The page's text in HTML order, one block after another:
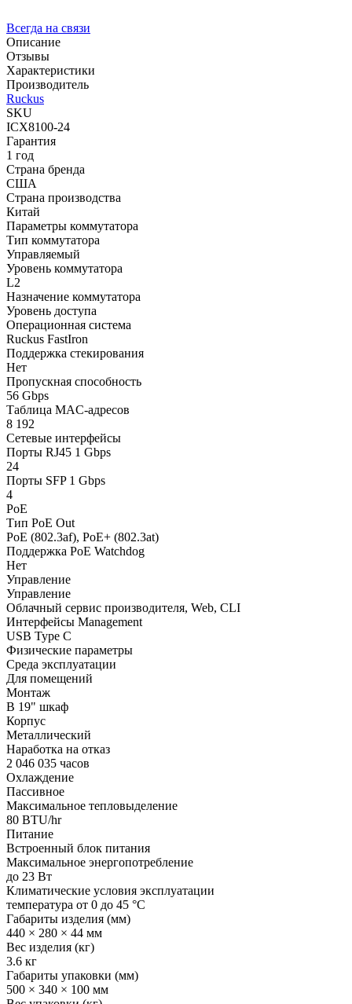
Всегда на связи
Описание
Отзывы
Характеристики
Производитель
Ruckus
SKU
ICX8100-24
Гарантия
1 год
Страна бренда
США
Страна производства
Китай
Параметры коммутатора
Тип коммутатора
Управляемый
Уровень коммутатора
L2
Назначение коммутатора
Уровень доступа
Операционная система
Ruckus FastIron
Поддержка стекирования
Нет
Пропускная способность
56 Gbps
Таблица MAC-адресов
8 192
Сетевые интерфейсы
Порты RJ45 1 Gbps
24
Порты SFP 1 Gbps
4
PoE
Тип PoE Out
PoE (802.3af), PoE+ (802.3at)
Поддержка PoE Watchdog
Нет
Управление
Управление
Облачный сервис производителя, Web, CLI
Интерфейсы Management
USB Type C
Физические параметры
Среда эксплуатации
Для помещений
Монтаж
В 19" шкаф
Корпус
Металлический
Наработка на отказ
2 046 035 часов
Охлаждение
Пассивное
Максимальное тепловыделение
80 BTU/hr
Питание
Встроенный блок питания
Максимальное энергопотребление
до 23 Вт
Климатические условия эксплуатации
температура от 0 до 45 °С
Габариты изделия (мм)
440 × 280 × 44 мм
Вес изделия (кг)
3.6 кг
Габариты упаковки (мм)
500 × 340 × 100 мм